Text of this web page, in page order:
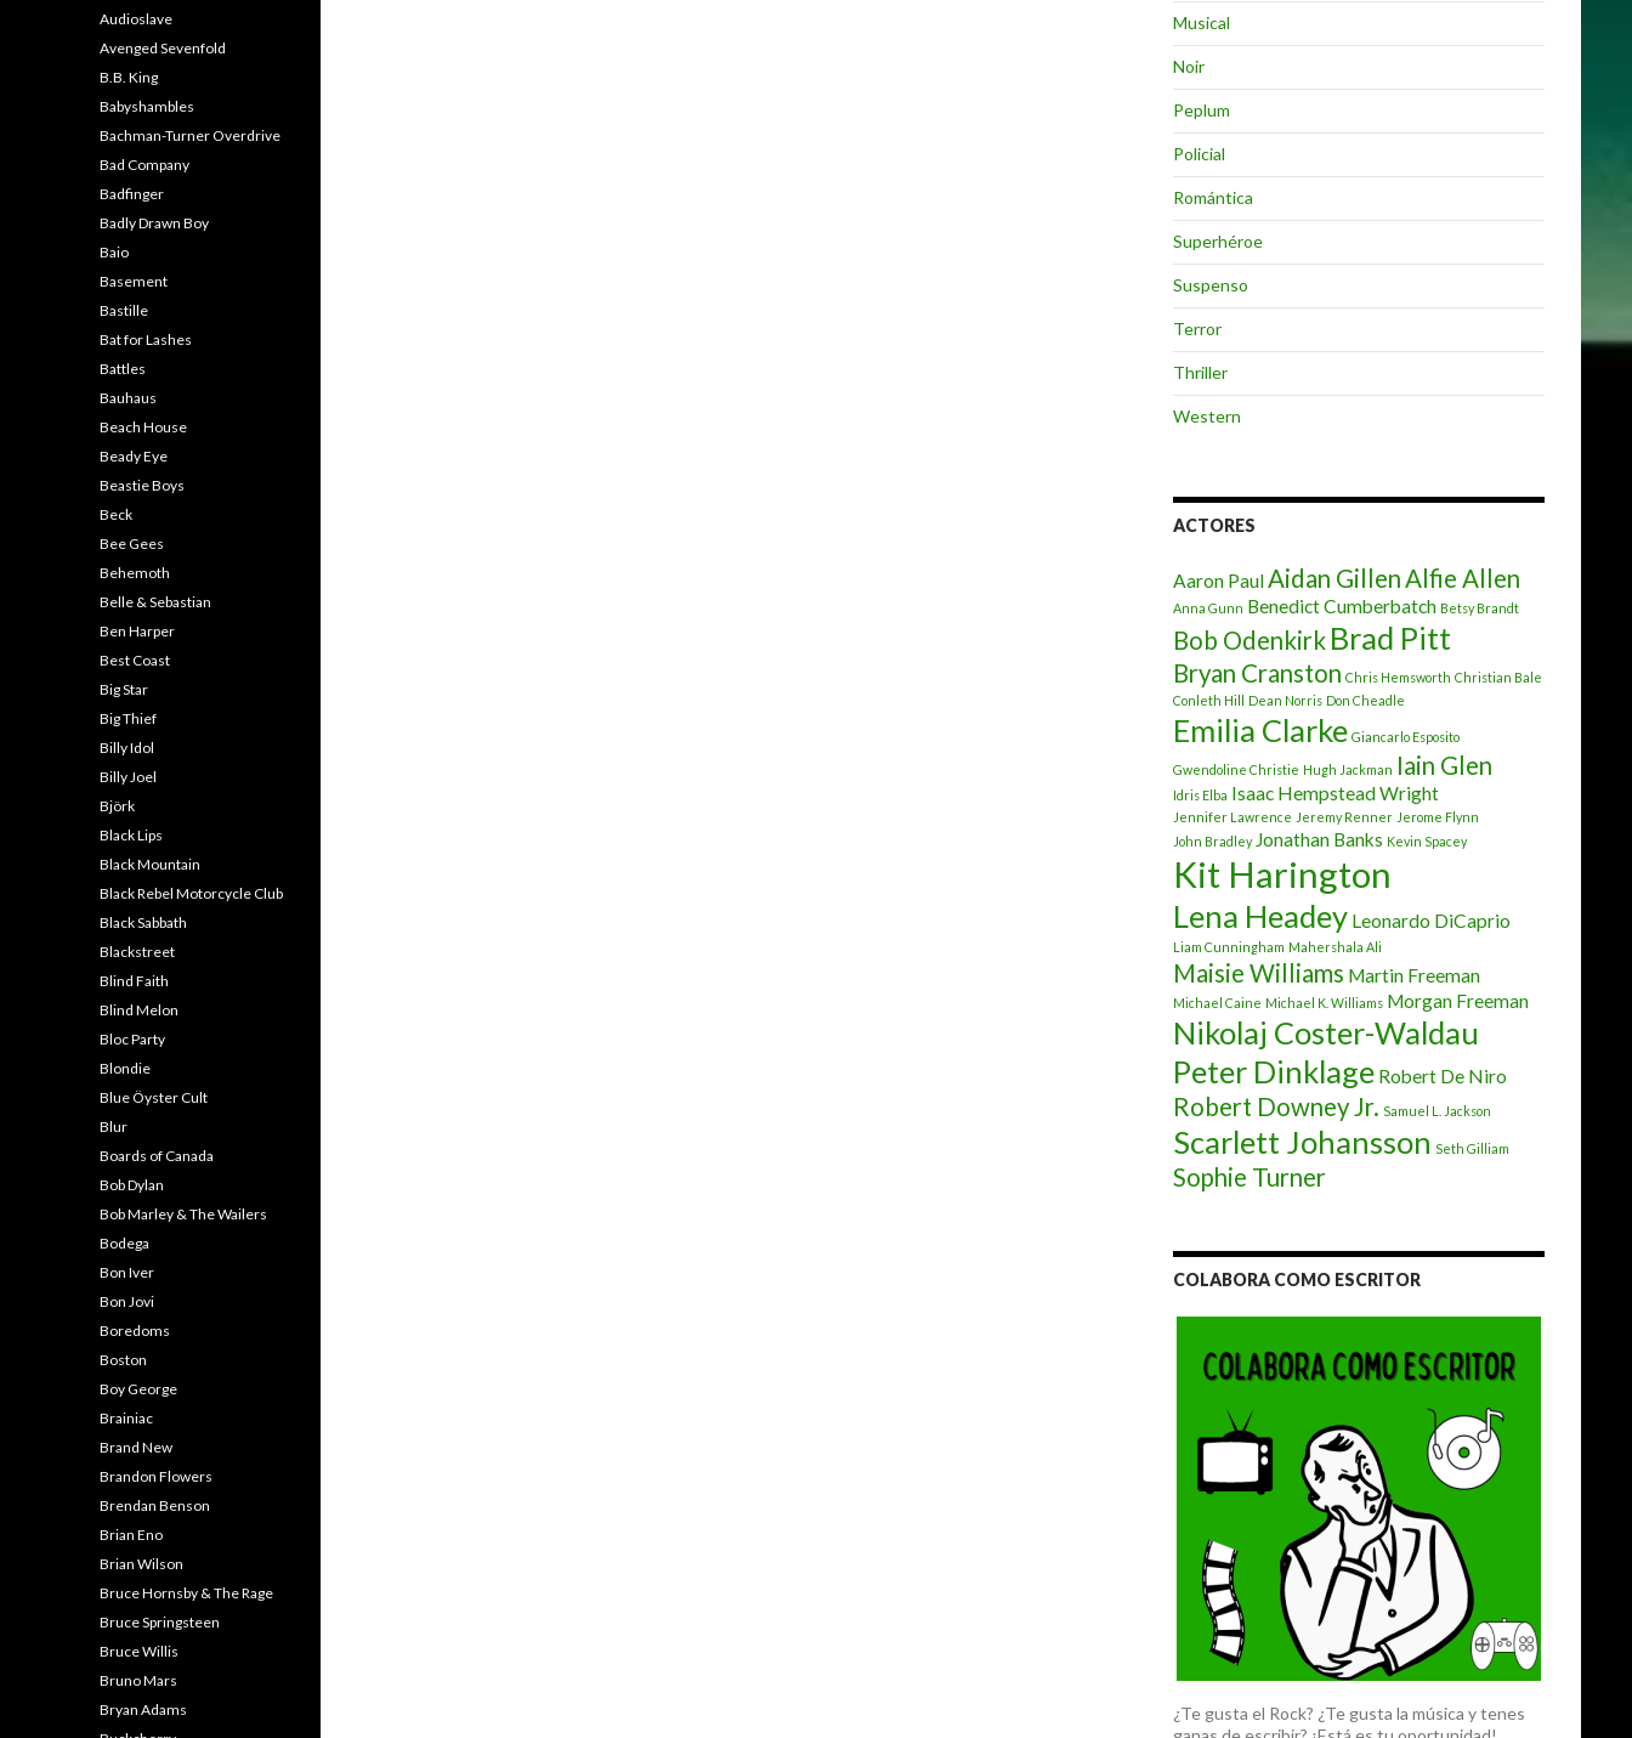
Musical
Noir
Peplum
Policial
Romántica
Superhéroe
Suspenso
Terror
Thriller
Western
ACTORES
Aaron PaulAidan GillenAlfie Allen
Anna Gunn Benedict Cumberbatch Betsy Brandt
Bob Odenkirk Brad Pitt
Bryan Cranston Chris Hemsworth Christian Bale
Conleth Hill
Dean Norris Don Cheadle
Emilia Clarke Giancarlo Esposito
Gwendoline Christie Hugh Jackman Iain Glen
Idris Elba Isaac Hempstead Wright
Jennifer Lawrence Jeremy Renner Jerome Flynn
John Bradley Jonathan Banks Kevin Spacey
Kit Harington
Lena Headey Leonardo DiCaprio
Liam Cunningham Mahershala Ali
Maisie Williams Martin Freeman
Michael Caine Michael K. Williams Morgan Freeman
Nikolaj Coster-Waldau
Peter Dinklage Robert De Niro
Robert Downey Jr. Samuel L. Jackson
Scarlett Johansson Seth Gilliam
Sophie Turner
COLABORA COMO ESCRITOR
¿Te gusta el Rock? ¿Te gusta la música y tenes
Audioslave
Avenged Sevenfold
B.B. King
Babyshambles
Bachman-Turner Overdrive
Bad Company
Badfinger
Badly Drawn Boy
Baio
Basement
Bastille
Bat for Lashes
Battles
Bauhaus
Beach House
Beady Eye
Beastie Boys
Beck
Bee Gees
Behemoth
Belle & Sebastian
Ben Harper
Best Coast
Big Star
Big Thief
Billy Idol
Billy Joel
Björk
Black Lips
Black Mountain
Black Rebel Motorcycle Club
Black Sabbath
Blackstreet
Blind Faith
Blind Melon
Bloc Party
Blondie
Blue Öyster Cult
Blur
Boards of Canada
Bob Dylan
Bob Marley & The Wailers
Bodega
Bon Iver
Bon Jovi
Boredoms
Boston
Boy George
Brainiac
Brand New
Brandon Flowers
Brendan Benson
Brian Eno
Brian Wilson
Bruce Hornsby & The Rage
Bruce Springsteen
Bruce Willis
Bruno Mars
Bryan Adams